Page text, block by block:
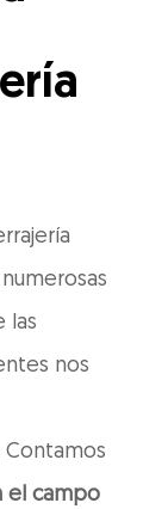
las
nos
Contamos
el campo